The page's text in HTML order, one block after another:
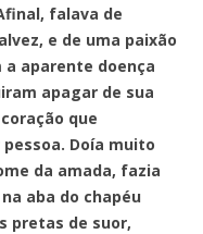
falava de
e de uma paixão
aparente doença
apagar de sua
que
Doía muito
da amada, fazia
aba do chapéu
pretas de suor,